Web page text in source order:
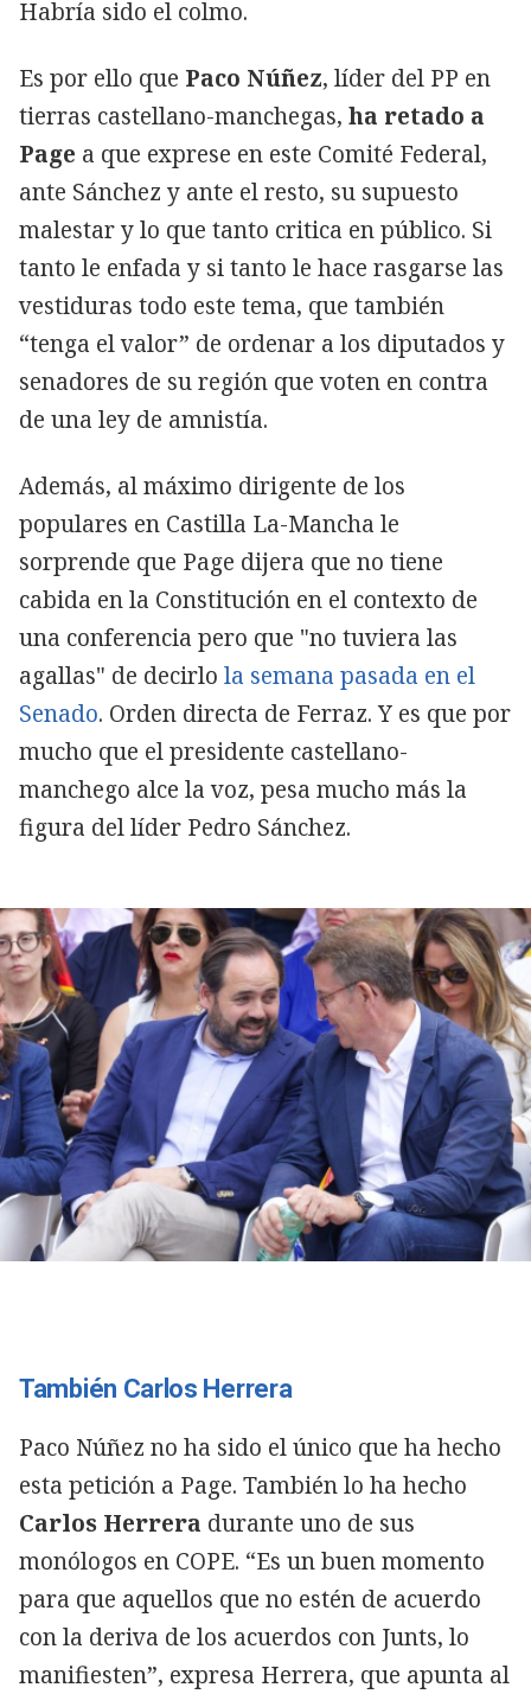
Habría sido el colmo.
Es por ello que Paco Núñez, líder del PP en
tierras castellano-manchegas, ha retado a
Page a que exprese en este Comité Federal,
ante Sánchez y ante el resto, su supuesto
malestar y lo que tanto critica en público. Si
tanto le enfada y si tanto le hace rasgarse las
vestiduras todo este tema, que también
“tenga el valor” de ordenar a los diputados y
senadores de su región que voten en contra
de una ley de amnistía.
Además, al máximo dirigente de los
populares en Castilla La-Mancha le
sorprende que Page dijera que no tiene
cabida en la Constitución en el contexto de
una conferencia pero que "no tuviera las
agallas" de decirlo la semana pasada en el
Senado. Orden directa de Ferraz. Y es que por
mucho que el presidente castellano-
manchego alce la voz, pesa mucho más la
figura del líder Pedro Sánchez.
También Carlos Herrera
Paco Núñez no ha sido el único que ha hecho
esta petición a Page. También lo ha hecho
Carlos Herrera durante uno de sus
monólogos en COPE. “Es un buen momento
para que aquellos que no estén de acuerdo
con la deriva de los acuerdos con Junts, lo
manifiesten”, expresa Herrera, que apunta al